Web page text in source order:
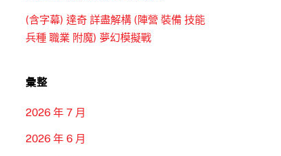
(含字幕) 達奇 詳盡解構 (陣營 裝備 技能
兵種 職業 附魔) 夢幻模擬戰
彙整
2026 年 7 月
2026 年 6 月